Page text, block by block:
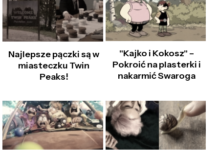
Najlepsze pączki są w
miasteczku Twin
Peaks!
"Kajko i Kokosz" –
Pokroić na plasterki i
nakarmić Swaroga